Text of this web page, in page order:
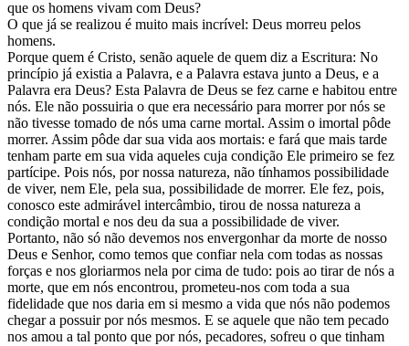
que os homens vivam com Deus?
O que já se realizou é muito mais incrível: Deus morreu pelos
homens.
Porque quem é Cristo, senão aquele de quem diz a Escritura: No
princípio já existia a Palavra, e a Palavra estava junto a Deus, e a
Palavra era Deus? Esta Palavra de Deus se fez carne e habitou entre
nós. Ele não possuiria o que era necessário para morrer por nós se
não tivesse tomado de nós uma carne mortal. Assim o imortal pôde
morrer. Assim pôde dar sua vida aos mortais: e fará que mais tarde
tenham parte em sua vida aqueles cuja condição Ele primeiro se fez
partícipe. Pois nós, por nossa natureza, não tínhamos possibilidade
de viver, nem Ele, pela sua, possibilidade de morrer. Ele fez, pois,
conosco este admirável intercâmbio, tirou de nossa natureza a
condição mortal e nos deu da sua a possibilidade de viver.
Portanto, não só não devemos nos envergonhar da morte de nosso
Deus e Senhor, como temos que confiar nela com todas as nossas
forças e nos gloriarmos nela por cima de tudo: pois ao tirar de nós a
morte, que em nós encontrou, prometeu-nos com toda a sua
fidelidade que nos daria em si mesmo a vida que nós não podemos
chegar a possuir por nós mesmos. E se aquele que não tem pecado
nos amou a tal ponto que por nós, pecadores, sofreu o que tinham